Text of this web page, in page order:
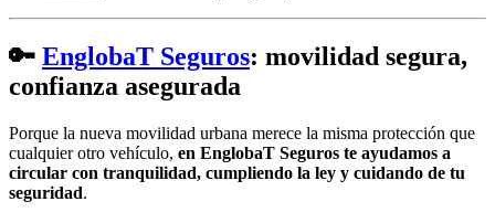
🔑 EnglobaT Seguros: movilidad segura,
confianza asegurada
Porque la nueva movilidad urbana merece la misma protección que
cualquier otro vehículo, en EnglobaT Seguros te ayudamos a
circular con tranquilidad, cumpliendo la ley y cuidando de tu
seguridad.